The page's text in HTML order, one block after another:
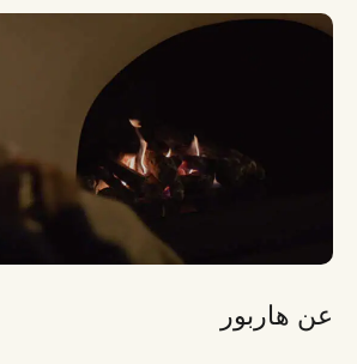
عن هاربور